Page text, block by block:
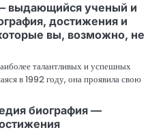
выдающийся ученый и
достижения и
вы, возможно, не
талантливых и успешных
в 1992 году, она проявила свою
биография —